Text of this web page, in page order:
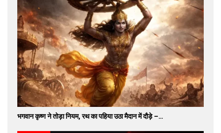
भगवान कृष्ण ने तोड़ा नियम, रथ का पहिया उठा मैदान में दौड़े –…